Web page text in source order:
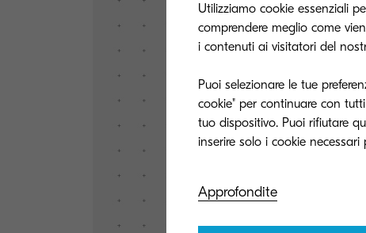
Utilizziamo cookie essenziali
comprendere meglio come
i contenuti ai visitatori del
Puoi selezionare le tue
cookie" per continuare con
tuo dispositivo. Puoi rifiutare
Approfondite